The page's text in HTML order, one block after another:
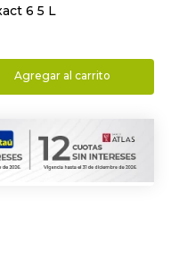
6 5 L
Agregar al carrito